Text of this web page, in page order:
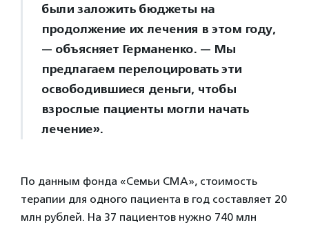
были заложить бюджеты на
продолжение их лечения в этом году,
— объясняет Германенко. — Мы
предлагаем перелоцировать эти
освободившиеся деньги, чтобы
взрослые пациенты могли начать
лечение».
По данным фонда «Семьи СМА», стоимость
терапии для одного пациента в год составляет 20
млн рублей. На 37 пациентов нужно 740 млн